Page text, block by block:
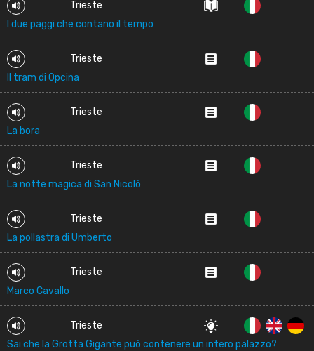
Trieste
I due paggi che contano il tempo
Trieste
Il tram di Opcina
Trieste
La bora
Trieste
La notte magica di San Nicolò
Trieste
La pollastra di Umberto
Trieste
Marco Cavallo
Trieste
Sai che la Grotta Gigante può contenere un intero palazzo?